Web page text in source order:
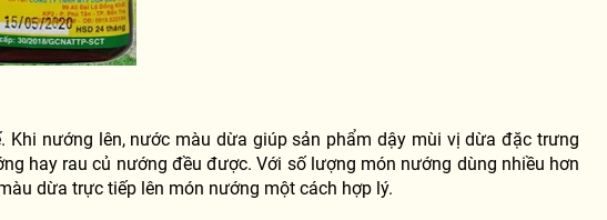
nướng lên, nước màu dừa giúp sản phẩm dậy mùi vị dừa đặc trưng
hay rau củ nướng đều được. Với số lượng món nướng dùng nhiều hơn
dừa trực tiếp lên món nướng một cách hợp lý.